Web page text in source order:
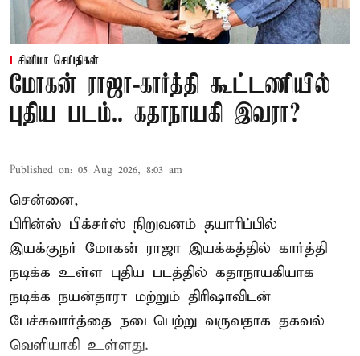
சினிமா செய்திகள்
மோகன் ராஜா-கார்த்தி கூட்டணியில்
புதிய படம்.. கதாநாயகி இவரா?
Published on: 05 Aug 2026, 8:03 am
சென்னை,
பிரின்ஸ் பிக்சர்ஸ் நிறுவனம் தயாரிப்பில்
இயக்குநர் மோகன் ராஜா இயக்கத்தில் கார்த்தி
நடிக்க உள்ள புதிய படத்தில் கதாநாயகியாக
நடிக்க நயன்தாரா மற்றும் திரிஷாவிடன்
பேச்சுவார்த்தை நடைபெற்று வருவதாக தகவல்
வெளியாகி உள்ளது.